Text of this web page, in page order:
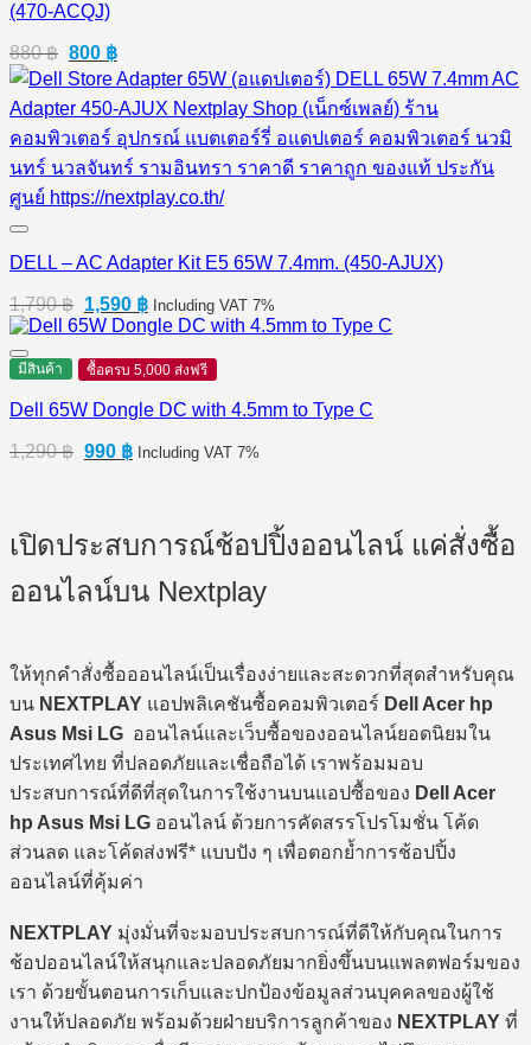
(470-ACQJ)
880฿ Original
price
was:
880 ฿.
800 ฿Current
price
is:
800 ฿.
DELL – AC Adapter Kit E5 65W 7.4mm. (450-AJUX)
1,790฿ Original
price
1,790 ฿.
1,590 ฿Current
price
1,590 ฿.
Including VAT 7%
มีสินค้า ซื้อครบ 5,000 ส่งฟรี
Dell 65W Dongle DC with 4.5mm to Type C
1,290฿ Original
990 ฿Current
Including VAT 7%
เปิดประสบการณ์ช้อปปิ้งออนไลน์ แค่สั่งซื้อ
ออนไลน์บน Nextplay
ให้ทุกคำสั่งซื้อออนไลน์เป็นเรื่องง่ายและสะดวกที่สุดสำหรับคุณ
บน NEXTPLAY แอปพลิเคชันซื้อคอมพิวเตอร์ Dell Acer hp
Asus Msi LG ออนไลน์และเว็บซื้อของออนไลน์ยอดนิยมใน
ประเทศไทย ที่ปลอดภัยและเชื่อถือได้ เราพร้อมมอบ
ประสบการณ์ที่ดีที่สุดในการใช้งานบนแอปซื้อของ Dell Acer
hp Asus Msi LG ออนไลน์ ด้วยการคัดสรรโปรโมชั่น โค้ด
ส่วนลด และโค้ดส่งฟรี* แบบปัง ๆ เพื่อตอกย้ำการช้อปปิ้ง
ออนไลน์ที่คุ้มค่า
NEXTPLAY มุ่งมั่นที่จะมอบประสบการณ์ที่ดีให้กับคุณในการ
ช้อปออนไลน์ให้สนุกและปลอดภัยมากยิ่งขึ้นบนแพลตฟอร์มของ
เรา ด้วยขั้นตอนการเก็บและปกป้องข้อมูลส่วนบุคคลของผู้ใช้
งานให้ปลอดภัย พร้อมด้วยฝ่ายบริการลูกค้าของ NEXTPLAY ที่